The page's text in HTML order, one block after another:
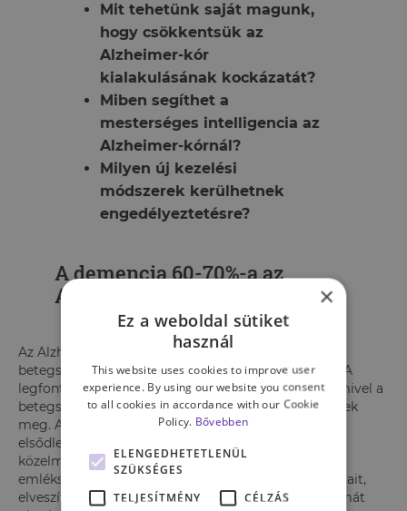
Mit tehetünk saját magunk,
hogy csökkentsük az
Alzheimer-kór
kialakulásának kockázatát?
Miben segíthet a
mesterséges intelligencia az
Alzheimer-kórnál?
Milyen új kezelési
módszerek kerülhetnek
engedélyeztetésre?
A demencia 60-70%-a az
Alzheimer-kórhoz köthető
Az Alzheimer-kór a leggyakoribb demenciát okozó
betegség, amely az esetek közel60-70%-át teszi ki. A
legfontosabb ismertkockázati tényező az életkor
, mivel a
betegség tünetei általában 65 éves kor felett jelennek
meg. Az Alzheimer-kór fokozatosan súlyosbodik; az
elsődleges jele a memóriazavar, amikor a beteg a
közelmúltbeli eseményekre, beszélgetésekre nem
emlékszik vissza. Nehezen tudja kifejezni a gondolatait,
elveszíti a begyakorolt mozgássorozatokat. Problémát
×
Ez a weboldal sütiket
használ
This website uses cookies to improve user
experience. By using our website you consent
to all cookies in accordance with our Cookie
Policy. Bővebben
ELENGEDHETETLENÜL
SZÜKSÉGES
TELJESÍTMÉNY
CÉLZÁS